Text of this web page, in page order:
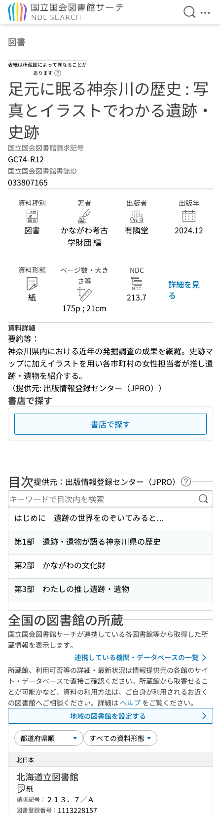
検索を
メ
図書
表紙は所蔵館によって異なることが
あります
足元に眠る神奈川の歴史 : 写
真とイラストでわかる遺跡・
史跡
国立国会図書館請求記号
GC74-R12
国立国会図書館書誌ID
033807165
資料種別
図書
著者
かながわ考古
学財団 編
出版者
有隣堂
出版年
2024.12
資料形態
紙
ページ数・大き
さ等
175p ; 21cm
NDC
213.7
詳細を見
る
資料詳細
要約等：
神奈川県内における近年の発掘調査の成果を網羅。史跡マ
ップに加えイラストを用い各市町村の女性担当者が推し遺
跡・遺物を紹介する。
（提供元: 出版情報登録センター（JPRO））
書店で探す
書店で探す
目次提供元：出版情報登録センター（JPRO）
ヘルプペ
キ
はじめに 遺跡の世界をのぞいてみると…
第1部 遺跡・遺物が語る神奈川県の歴史
第2部 かながわの文化財
第3部 わたしの推し遺跡・遺物
全国の図書館の所蔵
国立国会図書館サーチが連携している各図書館等から取得した所
蔵情報を表示します。
連携している機関・データベースの一覧
所蔵館、利用可否等の詳細・最新状況は情報提供元の各館のサイ
ト・データベースで直接ご確認ください。所蔵館から取寄せるこ
とが可能かなど、資料の利用方法は、ご自身が利用されるお近く
の図書館へご相談ください。詳細は ヘルプ をご覧ください。
地域の図書館を設定する
北日本
北海道立図書館
紙
請求記号： ２１３．７／Ａ
図書登録番号： 1113228157